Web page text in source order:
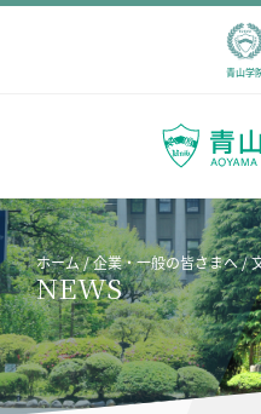
青山学
ホーム 企業・一般の皆さまへ
NEWS